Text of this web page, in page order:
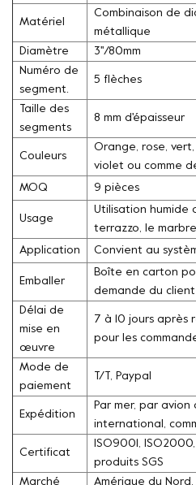
Matériel
Combinaison de
métallique
Diamètre
3''/80mm
Numéro de
segment.
5 flèches
Taille des
segments
8 mm d'épaisseur
Couleurs
Orange, rose, vert,
violet ou comme
MOQ 9 pièces
Usage
Utilisation humide
terrazzo, le
Application Convient au
Emballer
Boîte en carton
demande du client
Délai de
mise en
œuvre
7 à 10 jours après
pour les
Mode de
paiement
T/T, Paypal
Expédition
Par mer, par avion
international,
Certificat
ISO9001,
produits SGS
Marché
Amérique du